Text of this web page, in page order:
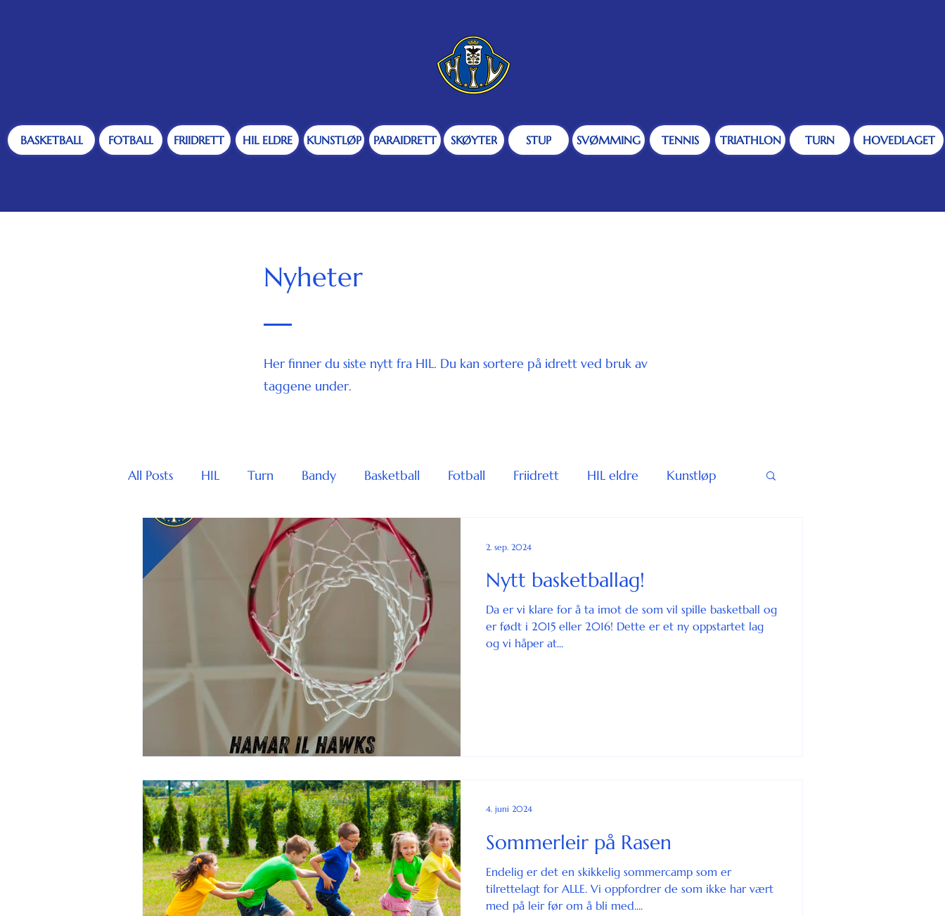
BASKETBALL FOTBALL FRIIDRETT HIL ELDRE KUNSTLØP PARAIDRETT SKØYTER STUP SVØMMING TENNIS TRIATHLON TURN HOVEDLAGET
Nyheter
Her finner du siste nytt fra HIL. Du kan sortere på idrett ved bruk av
taggene under.
All Posts HIL Turn Bandy Basketball Fotball Friidrett HIL eldre Kunstløp
Paraidrett Skøyter Svømming Tennis
Nytt basketballag!
Da er vi klare for å ta imot de som vil spille basketball og
er født i 2015 eller 2016! Dette er et ny oppstartet lag
og vi håper at...
2. sep. 2024
Sommerleir på Rasen
Endelig er det en skikkelig sommercamp som er
tilrettelagt for ALLE. Vi oppfordrer de som ikke har vært
med på leir før om å bli med....
4. juni 2024